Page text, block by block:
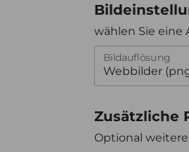
wählen Sie eine
Bildauflösung
Zusätzliche
Optional